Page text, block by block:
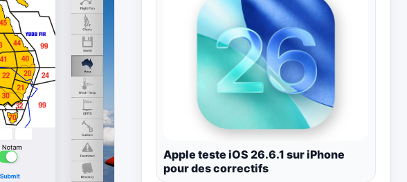
Apple teste iOS 26.6.1 sur iPhone
pour des correctifs